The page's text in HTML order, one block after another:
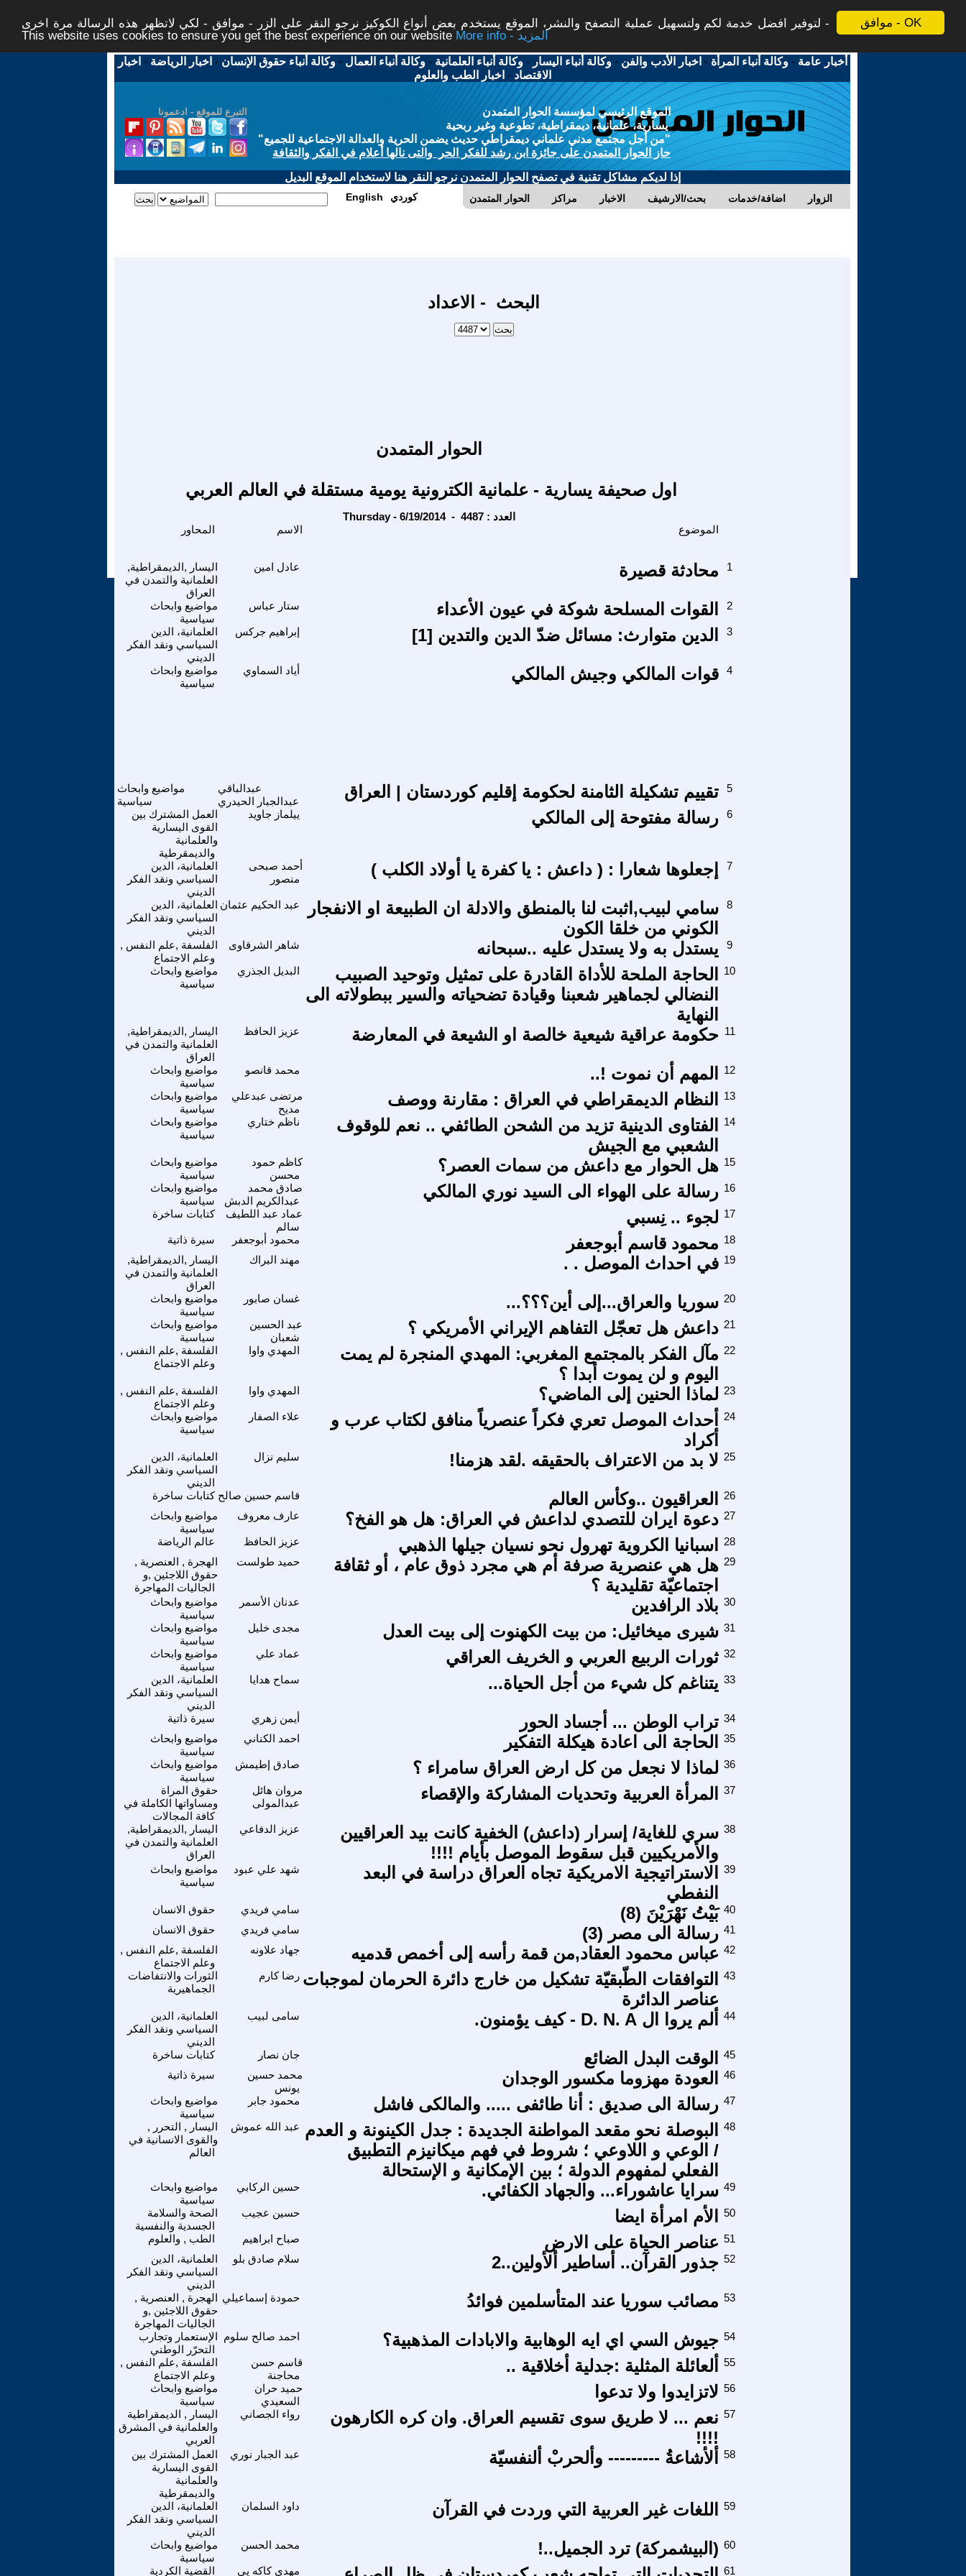
موافق - OK
لتوفير افضل خدمة لكم ولتسهيل عملية التصفح والنشر، الموقع يستخدم بعض أنواع الكوكيز نرجو النقر على الزر - موافق - لكي لاتظهر هذه الرسالة مرة اخرى -
This website uses cookies to ensure you get the best experience on our website
More info - المزيد
أخبار عامة -وكالة أنباء المرأة - اخبار الأدب والفن -وكالة أنباء اليسار -وكالة أنباء العلمانية -وكالة أنباء العمال -وكالة أنباء حقوق الإنسان - اخبار الرياضة - اخبار
الاقتصاد - اخبار الطب والعلوم
التبرع للموقع - ادعمونا
الموقع الرئيسي لمؤسسة الحوار المتمدن
يسارية، علمانية، ديمقراطية، تطوعية وغير ربحية
"من أجل مجتمع مدني علماني ديمقراطي حديث يضمن الحرية والعدالة الاجتماعية للجميع"
حاز الحوار المتمدن على جائزة ابن رشد للفكر الحر والتى نالها أعلام في الفكر والثقافة
إذا لديكم مشاكل تقنية في تصفح الحوار المتمدن نرجو النقر هنا لاستخدام الموقع البديل
الحوار المتمدن مراكز الاخبار بحث/الارشيف اضافة/خدمات الزوار English كوردي
البحث - الاعداد
الحوار المتمدن
اول صحيفة يسارية - علمانية الكترونية يومية مستقلة في العالم العربي
Thursday - 6/19/2014 - العدد : 4487
الاسم الموضوع
اليسار ,الديمقراطية,
العلمانية والتمدن في
العراق
عادل امين محادثة قصيرة 1
مواضيع وابحاث
سياسية
ستار عباس القوات المسلحة شوكة في عيون الأعداء 2
العلمانية، الدين
السياسي ونقد الفكر
الديني
إبراهيم جركس الدين متوارث: مسائل ضدّ الدين والتدين [1] 3
مواضيع وابحاث
سياسية
أياد السماوي قوات المالكي وجيش المالكي 4
مواضيع وابحاث
سياسية
عبدالباقي
عبدالجبار الحيدري
تقييم تشكيلة الثامنة لحكومة إقليم كوردستان | العراق 5
العمل المشترك بين
القوى اليسارية
والعلمانية
والديمقرطية
ييلماز جاويد رسالة مفتوحة إلى المالكي 6
العلمانية، الدين
السياسي ونقد الفكر
الديني
أحمد صبحى
منصور
إجعلوها شعارا : ( داعش : يا كفرة يا أولاد الكلب ) 7
العلمانية، الدين
السياسي ونقد الفكر
الديني
عبد الحكيم عثمان
سامي لبيب,اثبت لنا بالمنطق والادلة ان الطبيعة او الانفجار
الكوني من خلقا الكون
8
الفلسفة ,علم النفس ,
وعلم الاجتماع
شاهر الشرقاوى يستدل به ولا يستدل عليه ..سبحانه 9
مواضيع وابحاث
سياسية
البديل الجذري
الحاجة الملحة للأداة القادرة على تمثيل وتوحيد الصبيب
النضالي لجماهير شعبنا وقيادة تضحياته والسير ببطولاته الى
النهاية
10
اليسار ,الديمقراطية,
العلمانية والتمدن في
العراق
عزيز الحافظ حكومة عراقية شيعية خالصة او الشيعة في المعارضة 11
مواضيع وابحاث
سياسية
محمد قانصو المهم أن نموت !.. 12
مواضيع وابحاث
سياسية
مرتضى عبدعلي
مديح
النظام الديمقراطي في العراق : مقارنة ووصف 13
مواضيع وابحاث
سياسية
ناظم ختاري
الفتاوى الدينية تزيد من الشحن الطائفي .. نعم للوقوف
الشعبي مع الجيش
14
مواضيع وابحاث
سياسية
كاظم حمود
محسن
هل الحوار مع داعش من سمات العصر؟ 15
مواضيع وابحاث
سياسية
صادق محمد
عبدالكريم الدبش
رسالة على الهواء الى السيد نوري المالكي 16
كتابات ساخرة
عماد عبد اللطيف
سالم
لجوء .. نِسبي 17
سيرة ذاتية محمود أبوجعفر محمود قاسم أبوجعفر 18
اليسار ,الديمقراطية,
العلمانية والتمدن في
العراق
مهند البراك في احداث الموصل . . 19
مواضيع وابحاث
سياسية
غسان صابور سوريا والعراق...إلى أين؟؟؟... 20
مواضيع وابحاث
سياسية
عبد الحسين
شعبان
داعش هل تعجّل التفاهم الإيراني الأمريكي ؟ 21
الفلسفة ,علم النفس ,
وعلم الاجتماع
المهدي واوا
مآل الفكر بالمجتمع المغربي: المهدي المنجرة لم يمت
اليوم و لن يموت أبدا ؟
22
الفلسفة ,علم النفس ,
وعلم الاجتماع
المهدي واوا لماذا الحنين إلى الماضي؟ 23
مواضيع وابحاث
سياسية
علاء الصفار
أحداث الموصل تعري فكراً عنصرياً منافق لكتاب عرب و
أكراد
24
العلمانية، الدين
السياسي ونقد الفكر
الديني
سليم نزال لا بد من الاعتراف بالحقيقه .لقد هزمنا! 25
كتابات ساخرة قاسم حسين صالح العراقيون ..وكأس العالم
26
مواضيع وابحاث
سياسية
عارف معروف دعوة ايران للتصدي لداعش في العراق: هل هو الفخ؟ 27
عالم الرياضة عزيز الحافظ اسبانيا الكروية تهرول نحو نسيان جيلها الذهبي
28
الهجرة , العنصرية ,
حقوق اللاجئين ,و
الجاليات المهاجرة
حميد طولست
هل هي عنصرية صرفة أم هي مجرد ذوق عام ، أو ثقافة
اجتماعيّة تقليدية ؟
29
مواضيع وابحاث
سياسية
عدنان الأسمر بلاد الرافدين 30
مواضيع وابحاث
سياسية
مجدى خليل شيرى ميخائيل: من بيت الكهنوت إلى بيت العدل 31
مواضيع وابحاث
سياسية
عماد علي ثورات الربيع العربي و الخريف العراقي 32
العلمانية، الدين
السياسي ونقد الفكر
الديني
سماح هدايا يتناغم كل شيء من أجل الحياة... 33
سيرة ذاتية أيمن زهري تراب الوطن ... أجساد الحور 34
مواضيع وابحاث
سياسية
احمد الكناني الحاجة الى اعادة هيكلة التفكير 35
مواضيع وابحاث
سياسية
صادق إطيمش لماذا لا نجعل من كل ارض العراق سامراء ؟ 36
حقوق المراة
ومساواتها الكاملة في
كافة المجالات
مروان هائل
عبدالمولى
المرأة العربية وتحديات المشاركة والإقصاء 37
اليسار ,الديمقراطية,
العلمانية والتمدن في
العراق
عزيز الدفاعي
سري للغاية/ إسرار (داعش) الخفية كانت بيد العراقيين
والأمريكيين قبل سقوط الموصل بأيام !!!!
38
مواضيع وابحاث
سياسية
شهد علي عبود
الاستراتيجية الامريكية تجاه العراق دراسة في البعد
النفطي
39
حقوق الانسان سامي فريدي بَيْتُ نَهْرَيْنَ (8) 40
حقوق الانسان
سامي فريدي رسالة الى مصر (3) 41
الفلسفة ,علم النفس ,
وعلم الاجتماع
جهاد علاونه عباس محمود العقاد,من قمة رأسه إلى أخمص قدميه 42
الثورات والانتفاضات
الجماهيرية
رضا كارم التوافقات الطّبقيّة تشكيل من خارج دائرة الحرمان لموجبات
عناصر الدائرة
43
العلمانية، الدين
السياسي ونقد الفكر
الديني
سامى لبيب ألم يروا ال D. N. A - كيف يؤمنون. 44
كتابات ساخرة جان نصار الوقت البدل الضائع
45
سيرة ذاتية
محمد حسين
يونس
العودة مهزوما مكسور الوجدان 46
مواضيع وابحاث
سياسية
محمود جابر رسالة الى صديق : أنا طائفى ..... والمالكى فاشل 47
اليسار , التحرر ,
والقوى الانسانية في
العالم
عبد الله عموش البوصلة نحو مقعد المواطنة الجديدة : جدل الكينونة و العدم
/ الوعي و اللاوعي ؛ شروط في فهم ميكانيزم التطبيق
الفعلي لمفهوم الدولة ؛ بين الإمكانية و الإستحالة
48
مواضيع وابحاث
سياسية
حسين الركابي سرايا عاشوراء... والجهاد الكفائي. 49
الصحة والسلامة
الجسدية والنفسية
حسين عجيب الأم امرأة ايضا 50
الطب , والعلوم صباح ابراهيم عناصر الحياة على الارض 51
العلمانية، الدين
السياسي ونقد الفكر
الديني
سلام صادق بلو جذور القرآن.. أساطير ألأولين..2 52
الهجرة , العنصرية ,
حقوق اللاجئين ,و
الجاليات المهاجرة
حمودة إسماعيلي مصائب سوريا عند المتأسلمين فوائدُ 53
الإستعمار وتجارب
التحرّر الوطني
احمد صالح سلوم جيوش السي اي ايه الوهابية والابادات المذهبية؟ 54
الفلسفة ,علم النفس ,
وعلم الاجتماع
قاسم حسن
محاجنة
ألعائلة المثلية :جدلية أخلاقية .. 55
مواضيع وابحاث
سياسية
حميد حران
السعيدي
لاتزايدوا ولا تدعوا 56
اليسار , الديمقراطية
والعلمانية في المشرق
العربي
رواء الجصاني
نعم ... لا طريق سوى تقسيم العراق. وان كره الكارهون
!!!!
57
العمل المشترك بين
القوى اليسارية
والعلمانية
والديمقرطية
عبد الجبار نوري ألأشاعةُ --------- وألحربْ ألنفسيّة 58
العلمانية، الدين
السياسي ونقد الفكر
الديني
داود السلمان اللغات غير العربية التي وردت في القرآن 59
مواضيع وابحاث
سياسية
محمد الحسن (البيشمركة) ترد الجميل..! 60
القضية الكردية مهدي كاكه يي 61